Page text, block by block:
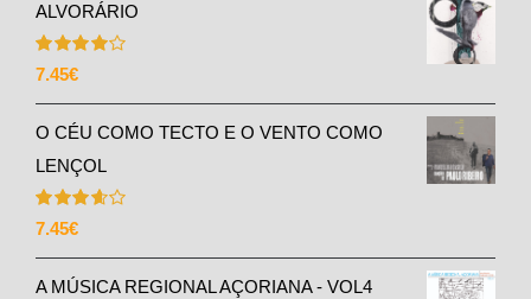
ALVORÁRIO
Avaliação
7.45€
O CÉU COMO TECTO E O VENTO COMO
LENÇOL
Avaliação
7.45€
A MÚSICA REGIONAL AÇORIANA - VOL4